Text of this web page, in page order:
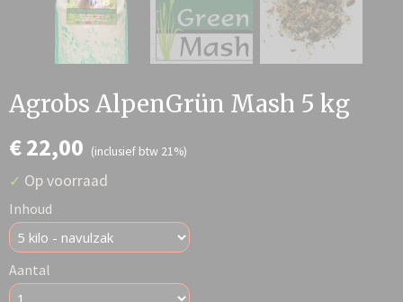
Agrobs AlpenGrün Mash 5 kg
€ 22,00 (inclusief btw 21%)
✓ Op voorraad
Inhoud
Aantal